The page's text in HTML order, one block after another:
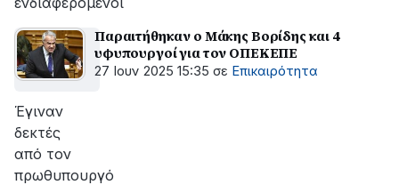
Παραιτήθηκαν ο Μάκης Βορίδης και 4
υφυπουργοί για τον ΟΠΕΚΕΠΕ
27 Ιουν 2025 15:35 σε Επικαιρότητα
Έγιναν
δεκτές
από τον
πρωθυπουργό